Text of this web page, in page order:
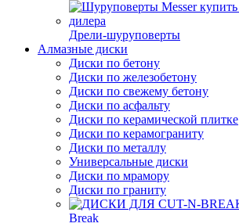
Дрели-шуруповерты
Алмазные диски
Диски по бетону
Диски по железобетону
Диски по свежему бетону
Диски по асфальту
Диски по керамической плитке
Диски по керамограниту
Диски по металлу
Универсальные диски
Диски по мрамору
Диски по граниту
Break